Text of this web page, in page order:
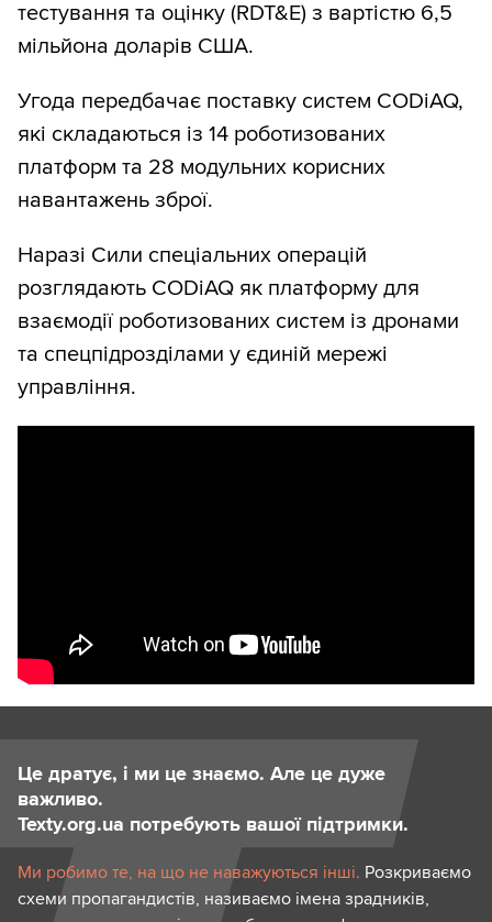
тестування та оцінку (RDT&E) з вартістю 6,5
мільйона доларів США.
Угода передбачає поставку систем CODiAQ,
які складаються із 14 роботизованих
платформ та 28 модульних корисних
навантажень зброї.
Наразі Сили спеціальних операцій
розглядають CODiAQ як платформу для
взаємодії роботизованих систем із дронами
та спецпідрозділами у єдиній мережі
управління.
Це дратує, і ми це знаємо. Але це дуже
важливо.
Texty.org.ua потребують вашої підтримки.
Ми робимо те, на що не наважуються інші. Розкриваємо
схеми пропагандистів, називаємо імена зрадників,